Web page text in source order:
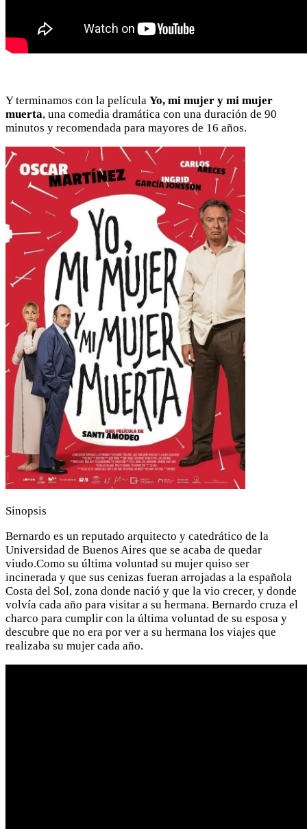
Y terminamos con la película Yo, mi mujer y mi mujer
muerta, una comedia dramática con una duración de 90
minutos y recomendada para mayores de 16 años.
Sinopsis
Bernardo es un reputado arquitecto y catedrático de la
Universidad de Buenos Aires que se acaba de quedar
viudo.Como su última voluntad su mujer quiso ser
incinerada y que sus cenizas fueran arrojadas a la española
Costa del Sol, zona donde nació y que la vio crecer, y donde
volvía cada año para visitar a su hermana. Bernardo cruza el
charco para cumplir con la última voluntad de su esposa y
descubre que no era por ver a su hermana los viajes que
realizaba su mujer cada año.